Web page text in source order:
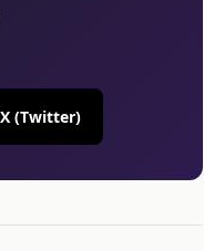
X (Twitter)